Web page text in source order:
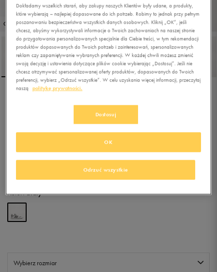
OUTLET
5.0(44)
+ 550 PKT WKLUBIE 50 STYLE
Kolor:biały
Wybierz rozmiar
Dokładamy wszelkich starań, aby zakupy naszych Klientów były udane, a produkty,
które wybierają – najlepiej dopasowane do ich potrzeb. Robimy to jednak przy pełnym
poszanowaniu bezpieczeństwa wszystkich danych osobowych. Kliknij „OK”, jeśli
chcesz, abyśmy wykorzystywali informacje o Twoich zachowaniach na naszej stronie
do przygotowania personalizowanych specjalnie dla Ciebie treści, w tym rekomendacji
produktów dopasowanych do Twoich potrzeb i zainteresowań, spersonalizowanych
reklam czy zapamiętywanie wybranych preferencji. W każdej chwili możesz zmienić
swoją decyzję i ustawienia dotyczące plików cookie wybierając „Dostosuj”. Jeśli nie
chcesz otrzymywać spersonalizowanej oferty produktów, dopasowanych do Twoich
preferencji, wybierz „Odrzuć wszystkie”. W celu uzyskania więcej informacji, przeczytaj
naszą
politykę prywatności.
Dostosuj
Odrzuć wszystkie
OK